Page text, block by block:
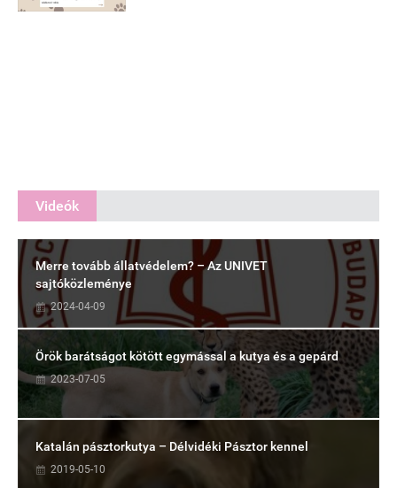
Videók
Merre tovább állatvédelem? – Az UNIVET
sajtóközleménye
2024-04-09
Örök barátságot kötött egymással a kutya és a gepárd
2023-07-05
Katalán pásztorkutya – Délvidéki Pásztor kennel
2019-05-10